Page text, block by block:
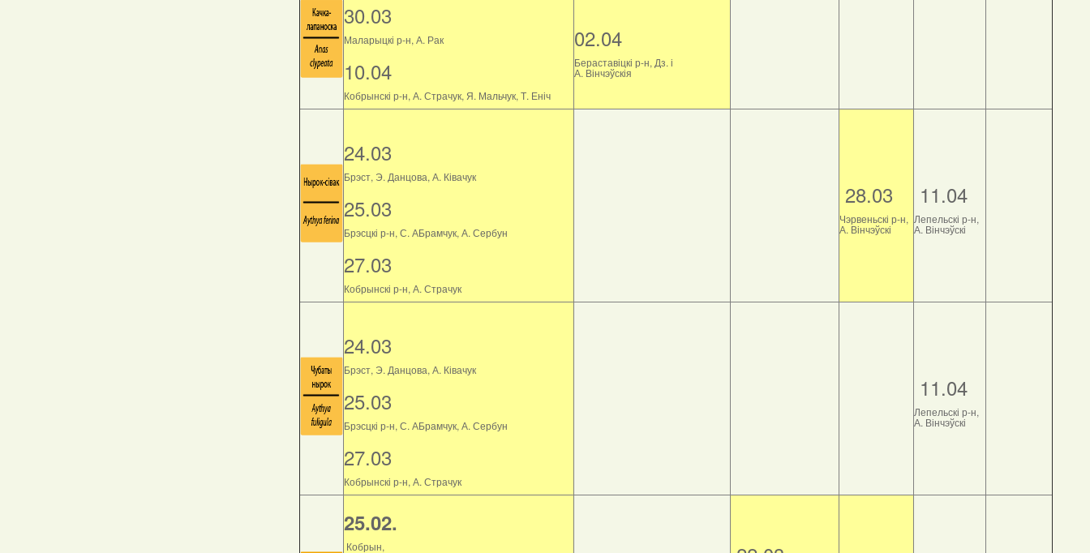
30.03
Маларыцкі р-н, А. Рак
10.04
Кобрынскі р-н, А. Страчук, Я. Мальчук, Т. Еніч
02.04
Бераставіцкі р-н, Дз. і
А. Вінчэўскія
24.03
Брэст, Э. Данцова, А. Ківачук
25.03
Брэсцкі р-н, С. АБрамчук, А. Сербун
27.03
Кобрынскі р-н, А. Страчук
28.03
Чэрвеньскі р-н,
А. Вінчэўскі
11.04
Лепельскі р-н,
А. Вінчэўскі
24.03
Брэст, Э. Данцова, А. Ківачук
25.03
Брэсцкі р-н, С. АБрамчук, А. Сербун
27.03
Кобрынскі р-н, А. Страчук
11.04
Лепельскі р-н,
А. Вінчэўскі
25.02.
Кобрын,